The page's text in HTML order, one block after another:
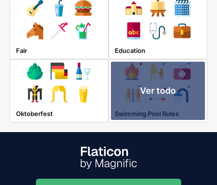
Fair Education
Oktoberfest
Ver todo
Swimming Pool Rules